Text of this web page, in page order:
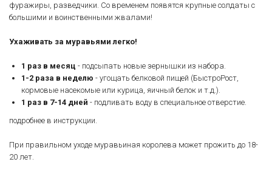
фуражиры, разведчики. Со временем появятся крупные солдаты с
большими и воинственными жвалами!
Ухаживать за муравьями легко!
1 раз в месяц - подсыпать новые зернышки из набора.
1-2 раза в неделю - угощать белковой пищей (БыстроРост,
кормовые насекомые или курица, яичный белок и т.д.).
1 раз в 7-14 дней - подливать воду в специальное отверстие.
подробнее в инструкции.
При правильном уходе муравьиная королева может прожить до 18-
20 лет.